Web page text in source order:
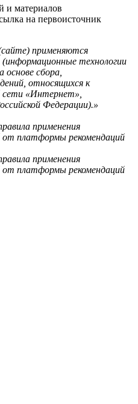
и материалов
на первоисточник
применяются
технологии
основе сбора,
относящихся к
сети «Интернет»,
Федерации).»
применения
от платформы рекомендаций
применения
от платформы рекомендаций